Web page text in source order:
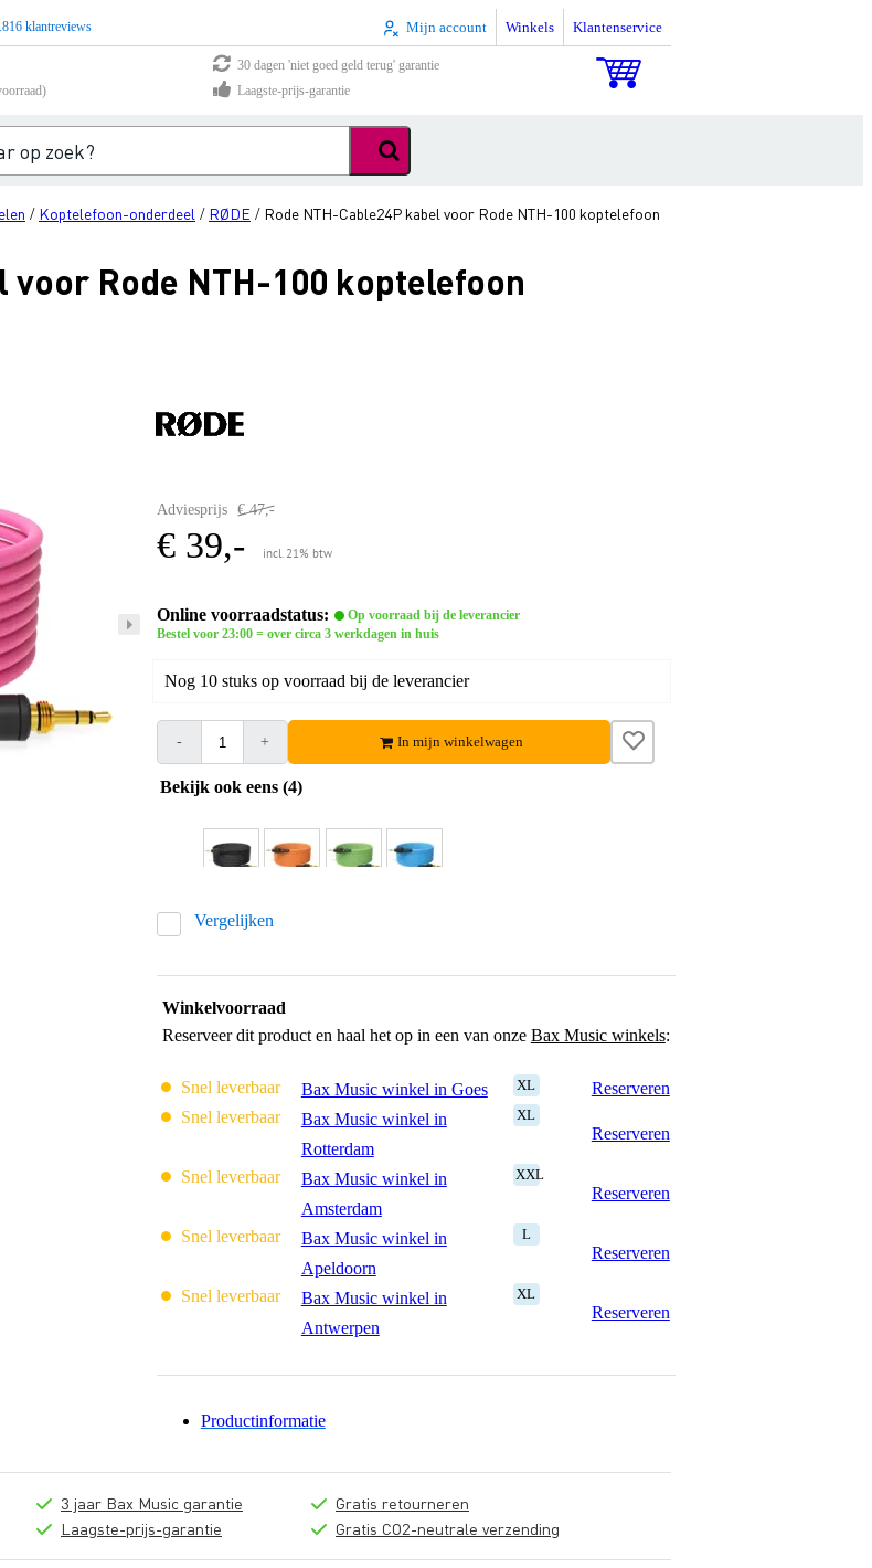
klantreviews Mijn account Winkels Klantenservice
30 dagen 'niet goed geld terug' garantie
Laagste-prijs-garantie
/ Koptelefoon-onderdeel / RØDE / Rode NTH-Cable24P kabel voor Rode NTH-100 koptelefoon
voor Rode NTH-100 koptelefoon
Adviesprijs € 47,-
€ 39,- incl. 21% btw
Online voorraadstatus:
Op voorraad bij de leverancier
Bestel voor 23:00 = over circa 3 werkdagen in huis
Nog 10 stuks op voorraad bij de leverancier
- + In mijn winkelwagen
Bekijk ook eens (4)
Vergelijken
Winkelvoorraad
Reserveer dit product en haal het op in een van onze Bax Music winkels:
Snel leverbaar Bax Music winkel in Goes XL
Reserveren
Snel leverbaar
Bax Music winkel in
Rotterdam
XL
Reserveren
Snel leverbaar
Bax Music winkel in
Amsterdam
XXL
Reserveren
Snel leverbaar
Bax Music winkel in
Apeldoorn
L
Reserveren
Snel leverbaar
Bax Music winkel in
Antwerpen
XL
Reserveren
Productinformatie
3 jaar Bax Music garantie
Laagste-prijs-garantie
Gratis retourneren
Gratis CO2-neutrale verzending